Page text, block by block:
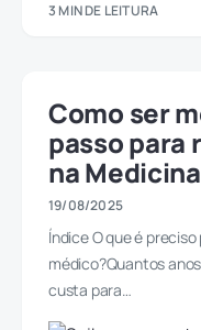
3 MIN DE LEITURA
Como ser
passo para
na Medicina
19/08/2025
Índice O que é
médico?Quantos
custa para…